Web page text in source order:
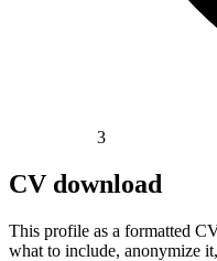
3
CV download
This profile as a formatted
what to include, anonymize